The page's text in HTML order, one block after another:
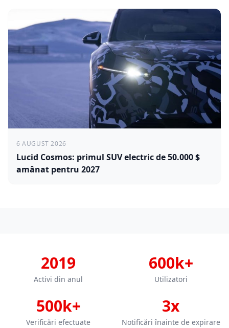
6 AUGUST 2026
Lucid Cosmos: primul SUV electric de 50.000 $
amânat pentru 2027
2019
Activi din anul
600k+
Utilizatori
500k+
Verificări efectuate
3x
Notificări înainte de expirare